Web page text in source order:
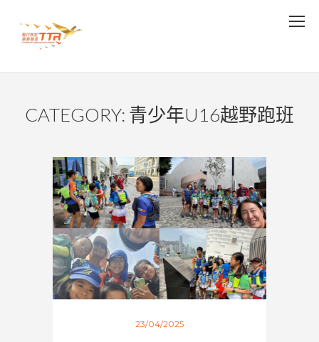
CATEGORY: 青少年U16越野跑班
23/04/2025